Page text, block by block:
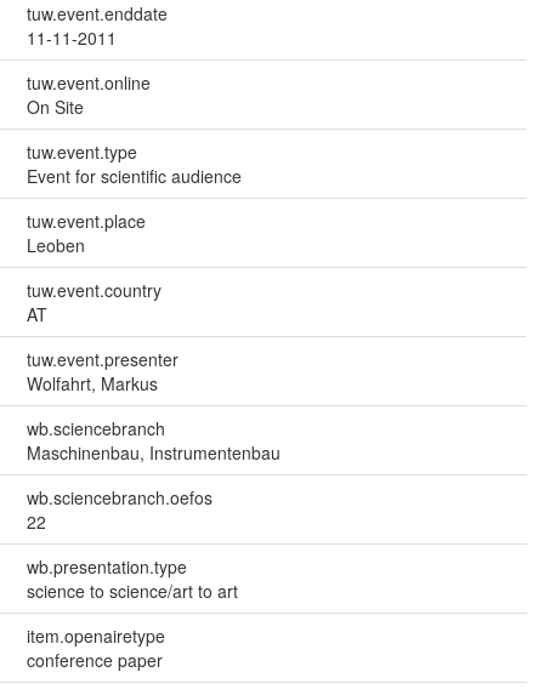
tuw.event.enddate
11-11-2011
tuw.event.online
On Site
tuw.event.type
Event for scientific audience
tuw.event.place
Leoben
tuw.event.country
AT
tuw.event.presenter
Wolfahrt, Markus
wb.sciencebranch
Maschinenbau, Instrumentenbau
wb.sciencebranch.oefos
22
wb.presentation.type
science to science/art to art
item.openairetype
conference paper